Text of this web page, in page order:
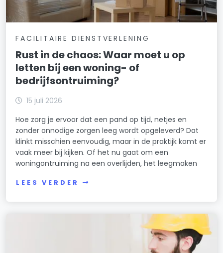
FACILITAIRE DIENSTVERLENING
Rust in de chaos: Waar moet u op
letten bij een woning- of
bedrijfsontruiming?
15 juli 2026
Hoe zorg je ervoor dat een pand op tijd, netjes en
zonder onnodige zorgen leeg wordt opgeleverd? Dat
klinkt misschien eenvoudig, maar in de praktijk komt er
vaak meer bij kijken. Of het nu gaat om een
woningontruiming na een overlijden, het leegmaken
LEES VERDER